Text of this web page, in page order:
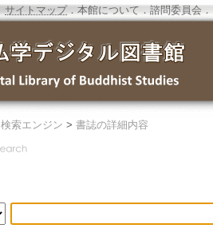
サイトマップ．本館について ． 諮問委員会 ．
検索エンジン > 書誌の詳細内容